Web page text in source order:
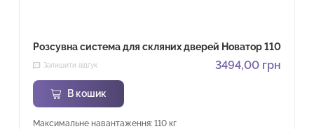
Розсувна система для скляних дверей Новатор 110
Залишити відгук 3494,00 грн
В кошик
Максимальне навантаження: 110 кг